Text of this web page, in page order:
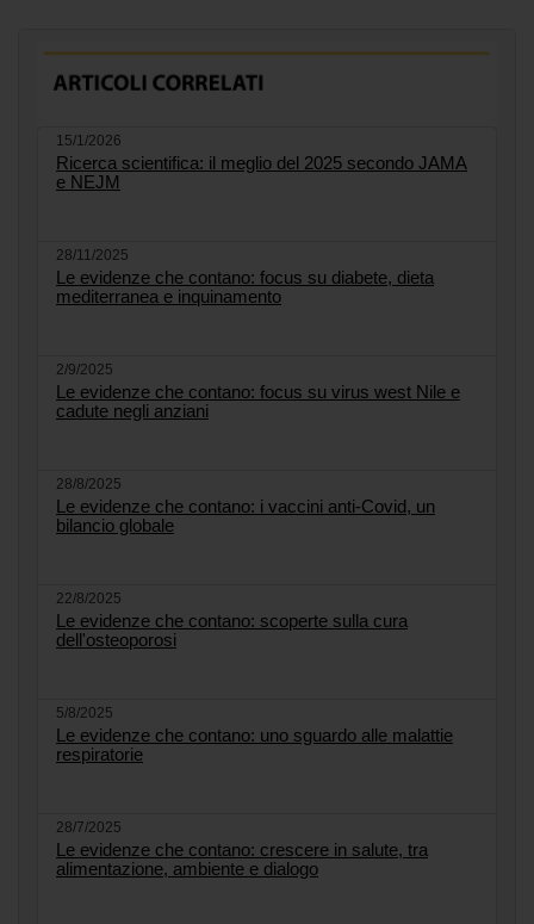
15/1/2026
Ricerca scientifica: il meglio del 2025 secondo JAMA
e NEJM
28/11/2025
Le evidenze che contano: focus su diabete, dieta
mediterranea e inquinamento
2/9/2025
Le evidenze che contano: focus su virus west Nile e
cadute negli anziani
28/8/2025
Le evidenze che contano: i vaccini anti-Covid, un
bilancio globale
22/8/2025
Le evidenze che contano: scoperte sulla cura
dell'osteoporosi
5/8/2025
Le evidenze che contano: uno sguardo alle malattie
respiratorie
28/7/2025
Le evidenze che contano: crescere in salute, tra
alimentazione, ambiente e dialogo